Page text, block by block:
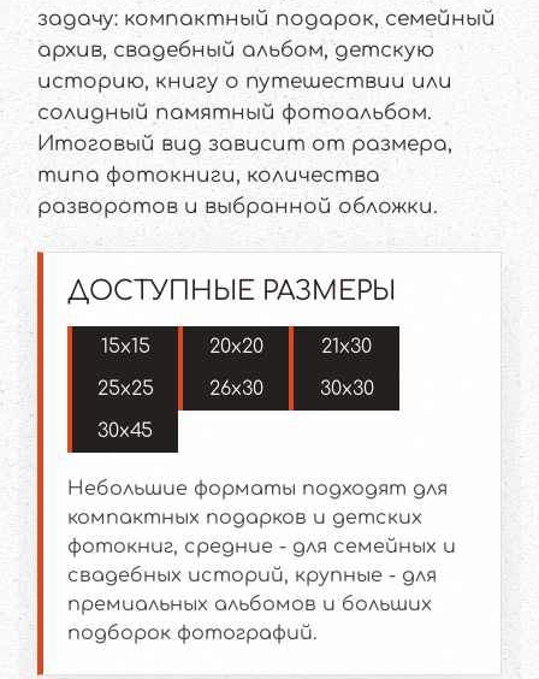
задачу: компактный подарок, семейный
архив, свадебный альбом, детскую
историю, книгу о путешествии или
солидный памятный фотоальбом.
Итоговый вид зависит от размера,
типа фотокниги, количества
разворотов и выбранной обложки.
ДОСТУПНЫЕ РАЗМЕРЫ
15x15 20x20
21x30
25x25
26x30
30x30
30x45
Небольшие форматы подходят для
компактных подарков и детских
фотокниг, средние - для семейных и
свадебных историй, крупные - для
премиальных альбомов и больших
подборок фотографий.